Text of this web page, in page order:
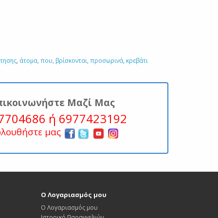
, άτομα, που, βρίσκονται, προσωρινά, κρεβάτι
Μαζί Μας
ή 6977423192
μας
Ο Λογαριασμός μου
Ο Λογαριασμός μου